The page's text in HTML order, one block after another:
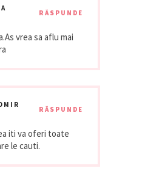
RĂSPUNDE
vrea sa aflu mai
RĂSPUNDE
iti va oferi toate
le cauti.